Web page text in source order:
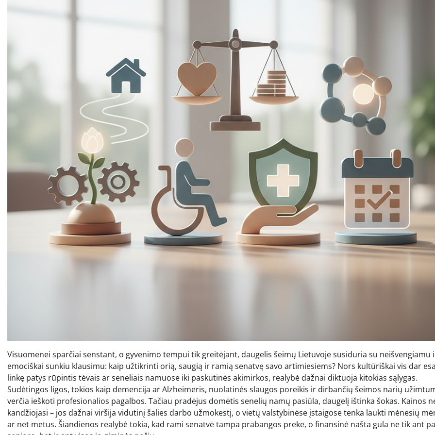
Visuomenei sparčiai senstant, o gyvenimo tempui tik greitėjant, daugelis šeimų Lietuvoje susiduria su neišvengiamu
emociškai sunkiu klausimu: kaip užtikrinti orią, saugią ir ramią senatvę savo artimiesiems? Nors kultūriškai vis dar
linkę patys rūpintis tėvais ar seneliais namuose iki paskutinės akimirkos, realybė dažnai diktuoja kitokias sąlygas.
Sudėtingos ligos, tokios kaip demencija ar Alzheimeris, nuolatinės slaugos poreikis ir dirbančių šeimos narių
verčia ieškoti profesionalios pagalbos. Tačiau pradėjus domėtis senelių namų pasiūla, daugelį ištinka šokas. Kainos
kandžiojasi – jos dažnai viršija vidutinį šalies darbo užmokestį, o vietų valstybinėse įstaigose tenka laukti mėnesių
ar net metus. Šiandienos realybė tokia, kad rami senatvė tampa prabangos preke, o finansinė našta gula ne tik ant